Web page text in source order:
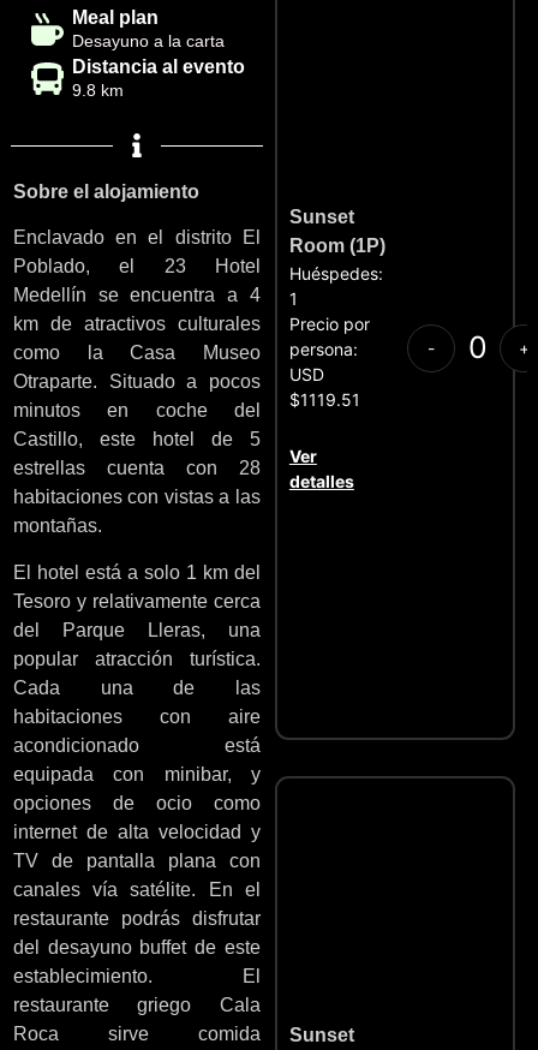
Meal plan
Desayuno a la carta
Distancia al evento
9.8 km
Sobre el alojamiento
Enclavado en el distrito El
Poblado, el 23 Hotel
Medellín se encuentra a 4
km de atractivos culturales
como la Casa Museo
Otraparte. Situado a pocos
minutos en coche del
Castillo, este hotel de 5
estrellas cuenta con 28
habitaciones con vistas a las
montañas.
El hotel está a solo 1 km del
Tesoro y relativamente cerca
del Parque Lleras, una
popular atracción turística.
Cada una de las
habitaciones con aire
acondicionado está
equipada con minibar, y
opciones de ocio como
internet de alta velocidad y
TV de pantalla plana con
canales vía satélite. En el
restaurante podrás disfrutar
del desayuno buffet de este
establecimiento. El
restaurante griego Cala
Roca sirve comida
Sunset
Room (1P)
Huéspedes:
1
Precio por
persona:
USD
$1119.51
Ver
detalles
- +
Sunset